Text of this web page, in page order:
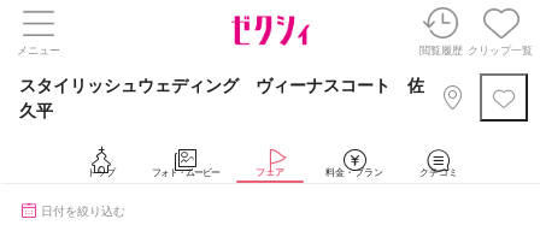
メニュー 閲覧履歴 クリップ一覧
スタイリッシュウェディング ヴィーナスコート 佐
久平
トップ フォト・ムービー フェア 料金・プラン クチコミ
日付を絞り込む